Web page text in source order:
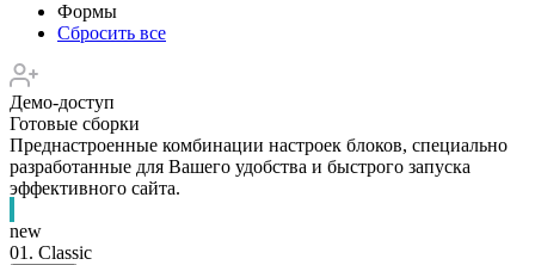
Формы
Сбросить все
Демо-доступ
Готовые сборки
Преднастроенные комбинации настроек блоков, специально
разработанные для Вашего удобства и быстрого запуска
эффективного сайта.
new
01. Classic